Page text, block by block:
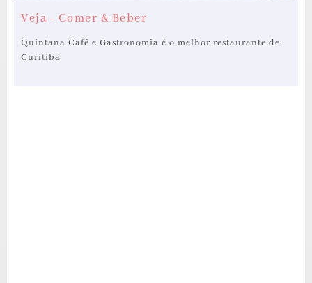
Veja - Comer & Beber
Quintana Café e Gastronomia é o melhor restaurante de
Curitiba